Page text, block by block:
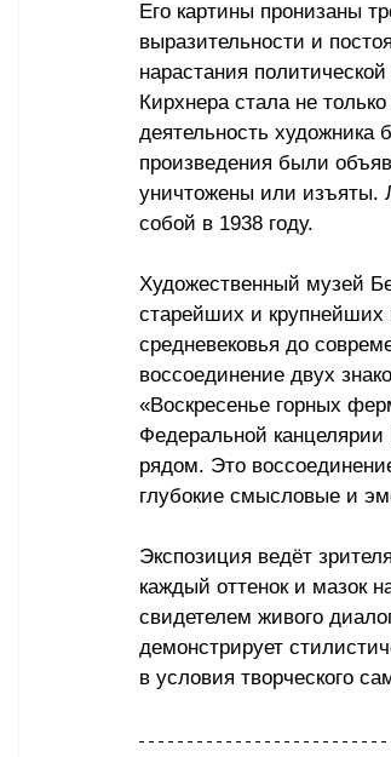
Его картины пронизаны
выразительности и
нарастания
Кирхнера стала не
деятельность художника
произведения были
уничтожены или изъяты.
собой в 1938 году.
Художественный музей
старейших и крупнейших
средневековья до
воссоединение двух
«Воскресенье горных
Федеральной
рядом. Это
глубокие смысловые и
Экспозиция ведёт
каждый оттенок и мазок
свидетелем живого
демонстрирует
в условия творческого